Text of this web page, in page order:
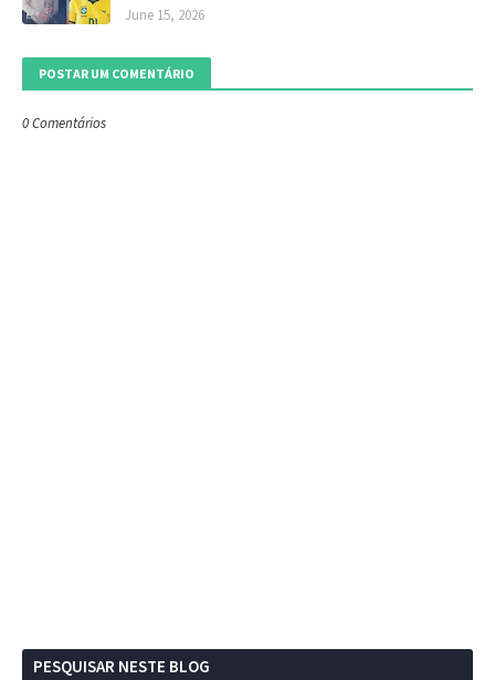
June 15, 2026
POSTAR UM COMENTÁRIO
0 Comentários
PESQUISAR NESTE BLOG